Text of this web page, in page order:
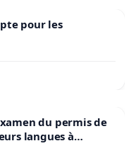
pour les
du permis de
langues à